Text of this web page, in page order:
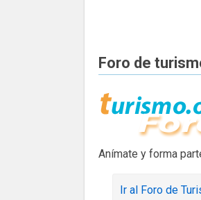
Foro de
Anímate y forma
Ir al Foro de